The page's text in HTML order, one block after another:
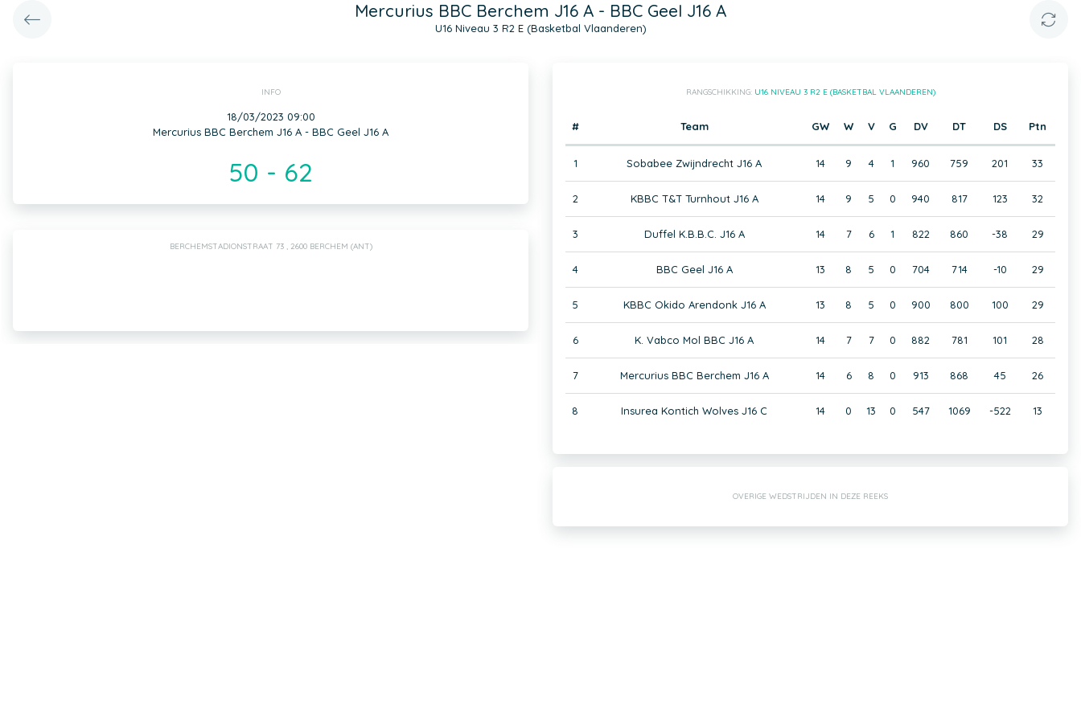
Mercurius BBC Berchem J16 A - BBC Geel J16 A
U16 Niveau 3 R2 E (Basketbal Vlaanderen)
INFO
18/03/2023 09:00
Mercurius BBC Berchem J16 A - BBC Geel J16 A
50 - 62
BERCHEMSTADIONSTRAAT 73 , 2600 BERCHEM (ANT)
RANGSCHIKKING: U16 NIVEAU 3 R2 E (BASKETBAL VLAANDEREN)
# Team GW W V G DV DT DS Ptn
1 Sobabee Zwijndrecht J16 A 14 9 4 1 960 759 201 33
2 KBBC T&T Turnhout J16 A 14 9 5 0 940 817 123 32
3 Duffel K.B.B.C. J16 A 14 7 6 1 822 860 -38 29
4 BBC Geel J16 A 13 8 5 0 704 714 -10 29
5 KBBC Okido Arendonk J16 A 13 8 5 0 900 800 100 29
6 K. Vabco Mol BBC J16 A 14 7 7 0 882 781 101 28
7 Mercurius BBC Berchem J16 A 14 6 8 0 913 868 45 26
8 Insurea Kontich Wolves J16 C 14 0 13 0 547 1069 -522 13
OVERIGE WEDSTRIJDEN IN DEZE REEKS